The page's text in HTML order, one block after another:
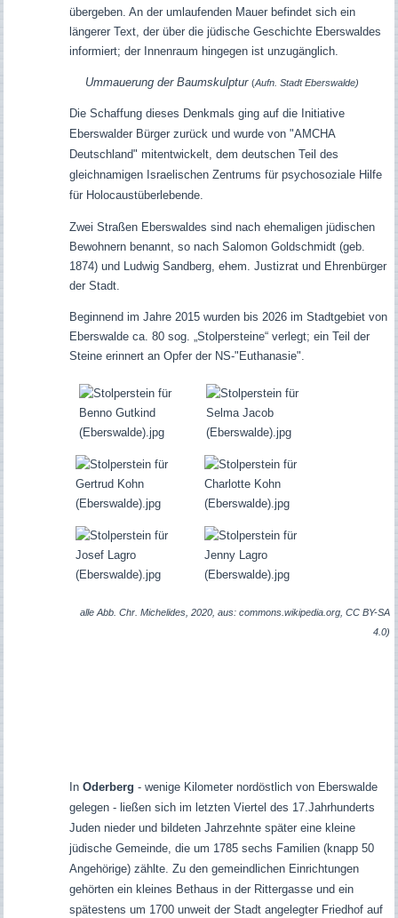
übergeben. An der umlaufenden Mauer befindet sich ein
längerer Text, der über die jüdische Geschichte Eberswaldes
informiert; der Innenraum hingegen ist unzugänglich.
Ummauerung der Baumskulptur (Aufn. Stadt Eberswalde)
Die Schaffung dieses Denkmals ging auf die Initiative
Eberswalder Bürger zurück und wurde von "AMCHA
Deutschland" mitentwickelt, dem deutschen Teil des
gleichnamigen Israelischen Zentrums für psychosoziale Hilfe
für Holocaustüberlebende.
Zwei Straßen Eberswaldes sind nach ehemaligen jüdischen
Bewohnern benannt, so nach Salomon Goldschmidt (geb.
1874) und Ludwig Sandberg, ehem. Justizrat und Ehrenbürger
der Stadt.
Beginnend im Jahre 2015 wurden bis 2026 im Stadtgebiet von
Eberswalde ca. 80 sog. „Stolpersteine“ verlegt; ein Teil der
Steine erinnert an Opfer der NS-"Euthanasie".
alle Abb. Chr. Michelides, 2020, aus: commons.wikipedia.org, CC BY-SA
4.0)
In Oderberg - wenige Kilometer nordöstlich von Eberswalde
gelegen - ließen sich im letzten Viertel des 17.Jahrhunderts
Juden nieder und bildeten Jahrzehnte später eine kleine
jüdische Gemeinde, die um 1785 sechs Familien (knapp 50
Angehörige) zählte. Zu den gemeindlichen Einrichtungen
gehörten ein kleines Bethaus in der Rittergasse und ein
spätestens um 1700 unweit der Stadt angelegter Friedhof auf